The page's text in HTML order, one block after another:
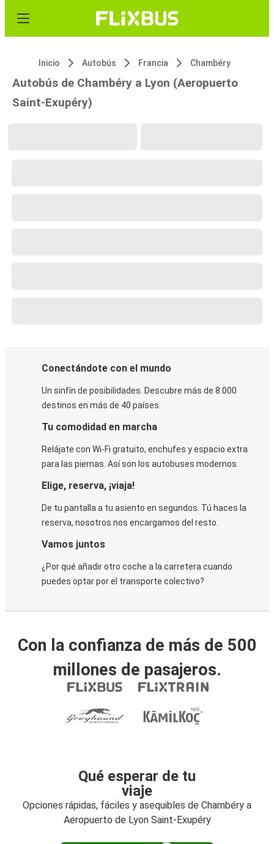
Inicio Autobús Francia Chambéry
Autobús de Chambéry a Lyon (Aeropuerto
Saint-Exupéry)
Conectándote con el mundo
Un sinfín de posibilidades. Descubre más de 8.000
destinos en más de 40 países.
Tu comodidad en marcha
Relájate con Wi-Fi gratuito, enchufes y espacio extra
para las piernas. Así son los autobuses modernos.
Elige, reserva, ¡viaja!
De tu pantalla a tu asiento en segundos. Tú haces la
reserva, nosotros nos encargamos del resto.
Vamos juntos
¿Por qué añadir otro coche a la carretera cuando
puedes optar por el transporte colectivo?
Con la confianza de más de 500
millones de pasajeros.
Qué esperar de tu
viaje
Opciones rápidas, fáciles y asequibles de Chambéry a
Aeropuerto de Lyon Saint-Exupéry